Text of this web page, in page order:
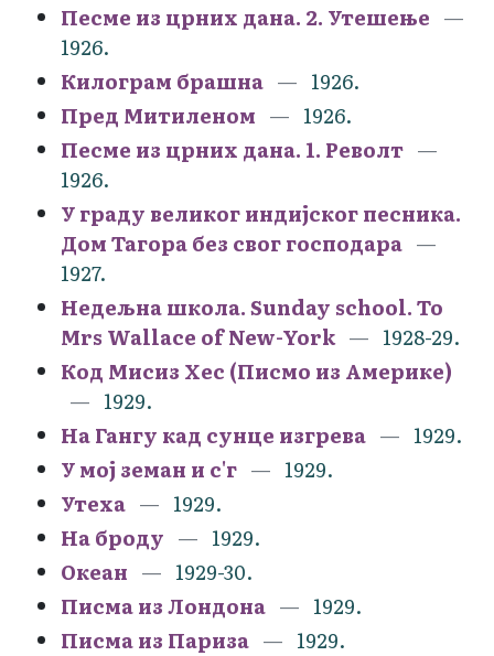
Песме из црних дана. 2. Утешење
1926.
Килограм брашна
1926.
Пред Митиленом
1926.
Песме из црних дана. 1. Револт
1926.
У граду великог индијског песника.
Дом Тагора без свог господара
1927.
Недељна школа. Sunday school. To
Mrs Wallace of New-York
1928-29.
Код Мисиз Хес (Писмо из Америке)
1929.
На Гангу кад сунце изгрева
1929.
У мој земан и с'г
1929.
Утеха
1929.
На броду
1929.
Океан
1929-30.
Писма из Лондона
1929.
Писма из Париза
1929.